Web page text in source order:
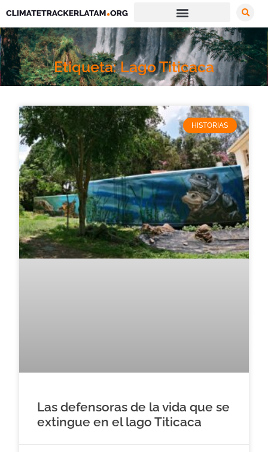
Etiqueta: Lago Titicaca
HISTORIAS
Las defensoras de la vida que se
extingue en el lago Titicaca